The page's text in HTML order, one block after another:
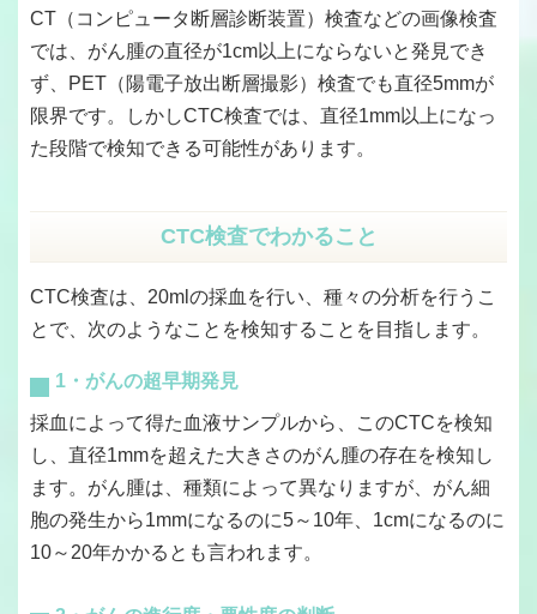
CT（コンピュータ断層診断装置）検査などの画像検査
では、がん腫の直径が1cm以上にならないと発見でき
ず、PET（陽電子放出断層撮影）検査でも直径5mmが
限界です。しかしCTC検査では、直径1mm以上になっ
た段階で検知できる可能性があります。
CTC検査でわかること
CTC検査は、20mlの採血を行い、種々の分析を行うこ
とで、次のようなことを検知することを目指します。
1・がんの超早期発見
採血によって得た血液サンプルから、このCTCを検知
し、直径1mmを超えた大きさのがん腫の存在を検知し
ます。がん腫は、種類によって異なりますが、がん細
胞の発生から1mmになるのに5～10年、1cmになるのに
10～20年かかるとも言われます。